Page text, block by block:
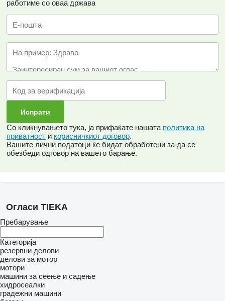
работиме со оваа држава
Со кликнувањето тука, ја прифаќате нашата политика на
приватност и корисничкиот договор.
Вашите лични податоци ќе бидат обработени за да се
обезбеди одговор на вашето барање.
Огласи TIEKA
Пребарување
Категорија
резервни делови
делови за мотор
мотори
машини за сеење и садење
хидросеалки
градежни машини